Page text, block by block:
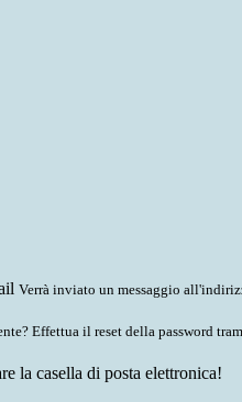
Verrà inviato un messaggio
Effettua il reset della password
la casella di posta elettronica!